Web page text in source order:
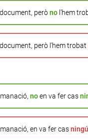
peròno l’hem
però l’hem trobat
noen va fer cas
en va fer casningú